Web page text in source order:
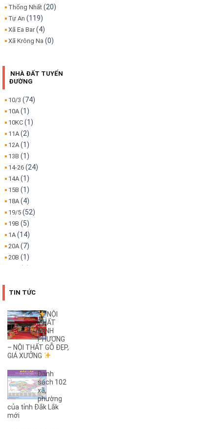
Thống Nhất (20)
Tự An (119)
Xã Ea Bar(4)
Xã Krông Na (0)
NHÀ ĐẤT TUYẾN
ĐƯỜNG
10/3 (74)
10A (1)
10KC (1)
11A (2)
12A (1)
13B (1)
14-26 (24)
14A (1)
15B (1)
18A (4)
19/5 (52)
19B (5)
1A (14)
20A (7)
20B (1)
25B(4)
26B(1)
27B(2)
2KC(1)
30/4(29)
32(1)
32A(1)
3A(1)
3B(3)
3KC (1)
4A(1)
TIN TỨC
NỘI
THẤT
MINH
PHƯƠNG
– NỘI THẤT GỖ ĐẸP,
GIÁ XƯỞNG
Danh
sách 102
xã,
phường
của tỉnh Đắk Lắk
mới